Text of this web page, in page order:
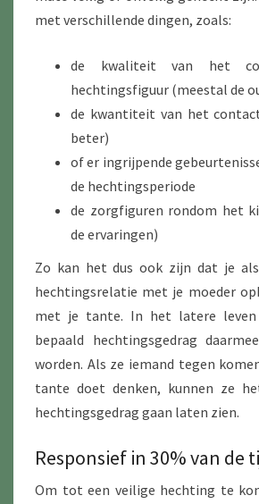
met verschillende dingen, zoals:
de kwaliteit van het
hechtingsfiguur (meestal de
de kwantiteit van het
beter)
of er ingrijpende
de hechtingsperiode
de zorgfiguren rondom het
de ervaringen)
Zo kan het dus ook zijn dat je
hechtingsrelatie met je moeder
met je tante. In het latere
bepaald hechtingsgedrag
worden. Als ze iemand tegen
tante doet denken, kunnen ze
hechtingsgedrag gaan laten zien.
Responsief in 30% van de
Om tot een veilige hechting te